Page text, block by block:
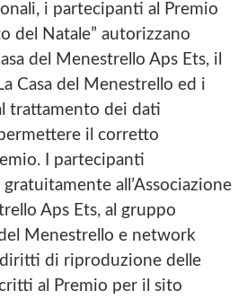
i partecipanti al Premio
del Natale” autorizzano
del Menestrello Aps Ets, il
Casa del Menestrello ed i
trattamento dei dati
il corretto
I partecipanti
all’Associazione
Aps Ets, al gruppo
Menestrello e network
di riproduzione delle
al Premio per il sito